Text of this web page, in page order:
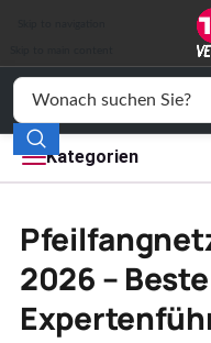
Kategorien
Elektronik
Freizeit
Wohnen
2026 –